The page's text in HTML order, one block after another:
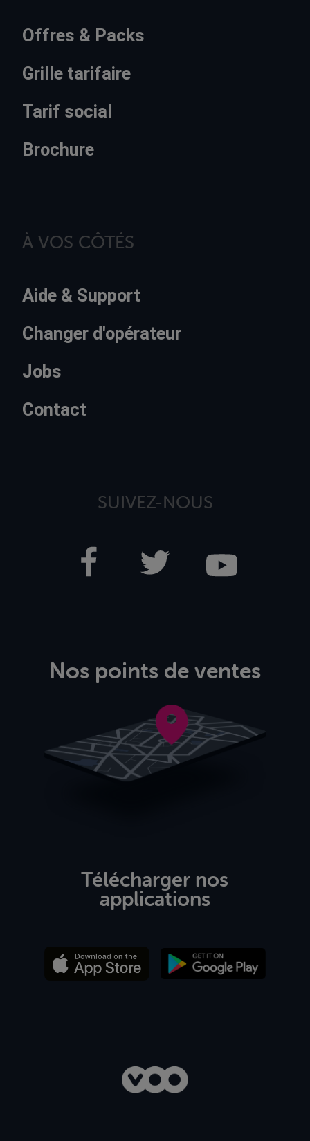
Offres & Packs
Grille tarifaire
Tarif social
Brochure
À VOS CÔTÉS
Aide & Support
Changer d'opérateur
Jobs
Contact
SUIVEZ-NOUS
Nos points de ventes
Télécharger nos
applications